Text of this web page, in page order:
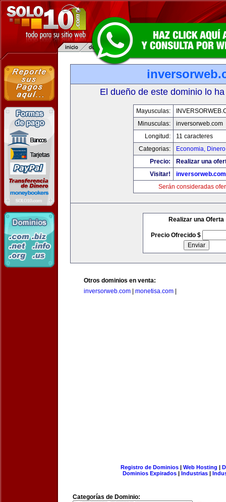
El dueño de este dominio lo
Mayusculas:
Minusculas:
inversorweb.com
Longitud:
11 caracteres
Categorias:
Economia,
Precio:
Realizar una
Visitar!
inversorweb.com
Serán consideradas
Realizar una Oferta
Precio Ofrecido $
Otros dominios en venta:
inversorweb.com
monetisa.com
Registro de Dominios| Web Hosting |
Dominios Expirados | Industrias |
Categorías de Dominio: